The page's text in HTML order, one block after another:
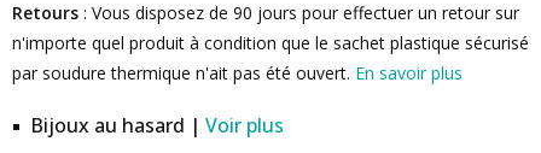
Retours : Vous disposez de 90 jours pour effectuer un retour sur
n'importe quel produit à condition que le sachet plastique sécurisé
par soudure thermique n'ait pas été ouvert. En savoir plus
Bijoux au hasard | Voir plus